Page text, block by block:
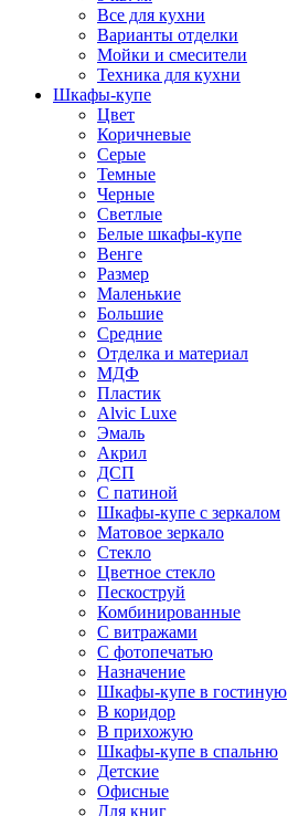
Все для кухни
Варианты отделки
Мойки и смесители
Техника для кухни
Шкафы-купе
Цвет
Коричневые
Серые
Темные
Черные
Светлые
Белые шкафы-купе
Венге
Размер
Маленькие
Большие
Средние
Отделка и материал
МДФ
Пластик
Alvic Luxe
Эмаль
Акрил
ДСП
С патиной
Шкафы-купе с зеркалом
Матовое зеркало
Стекло
Цветное стекло
Пескоструй
Комбинированные
С витражами
С фотопечатью
Назначение
Шкафы-купе в гостиную
В коридор
В прихожую
Шкафы-купе в спальню
Детские
Офисные
Для книг